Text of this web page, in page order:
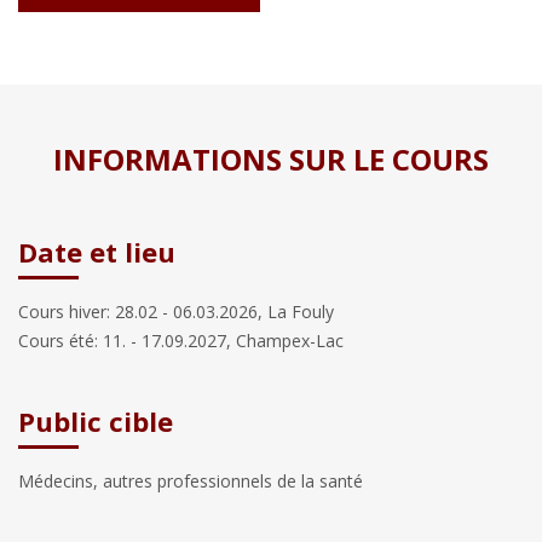
INFORMATIONS SUR LE COURS
Date et lieu
Cours hiver: 28.02 - 06.03.2026, La Fouly
Cours été: 11. - 17.09.2027, Champex-Lac
Public cible
Médecins, autres professionnels de la santé